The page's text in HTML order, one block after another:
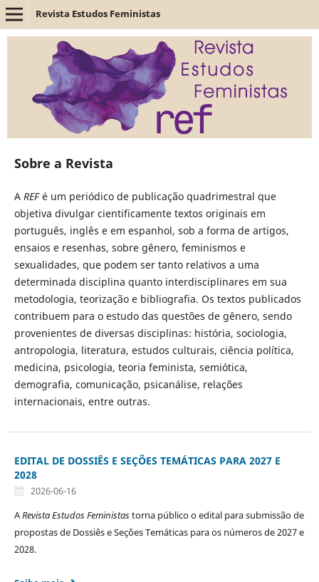
Revista Estudos Feministas
Sobre a Revista
A REFé um periódico de publicação quadrimestral que
objetiva divulgar cientificamente textos originais em
português, inglês e em espanhol, sob a forma de artigos,
ensaios e resenhas, sobre gênero, feminismos e
sexualidades, que podem ser tanto relativos a uma
determinada disciplina quanto interdisciplinares em sua
metodologia, teorização e bibliografia. Os textos publicados
contribuem para o estudo das questões de gênero, sendo
provenientes de diversas disciplinas: história, sociologia,
antropologia, literatura, estudos culturais, ciência política,
medicina, psicologia, teoria feminista, semiótica,
demografia, comunicação, psicanálise, relações
internacionais, entre outras.
EDITAL DE DOSSIÊS E SEÇÕES TEMÁTICAS PARA 2027 E
2028
2026-06-16
ARevista Estudos Feministastorna público o edital para submissão de
propostas de Dossiês e Seções Temáticas para os números de 2027 e
2028.